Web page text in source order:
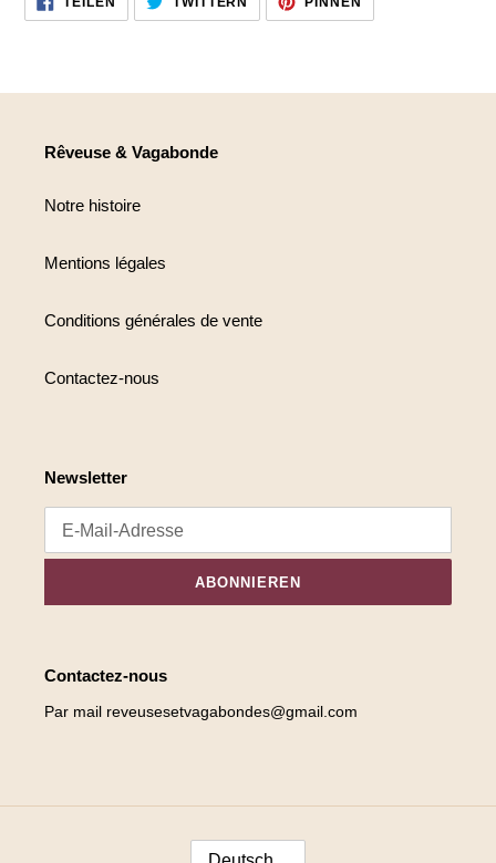
FACEBOOK
TEILEN
TWITTER
TWITTERN
PINNEN
Rêveuse & Vagabonde
Notre histoire
Mentions légales
Conditions générales de vente
Contactez-nous
Newsletter
ABONNIEREN
Contactez-nous
Par mail reveusesetvagabondes@gmail.com